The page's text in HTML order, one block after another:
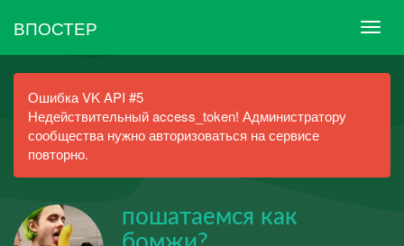
ВПОСТЕР
Ошибка VK API #5
Недействительный access_token! Администратору
сообщества нужно авторизоваться на сервисе
повторно.
пошатаемся как